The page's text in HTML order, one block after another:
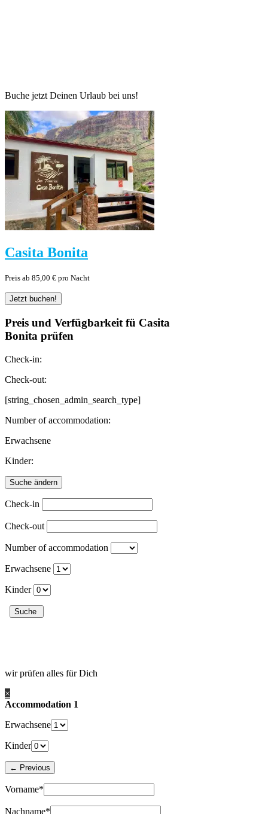
Buche jetzt Deinen Urlaub bei uns!
Casita Bonita
Preis ab 85,00 € pro Nacht
Preis und Verfügbarkeit fü Casita
Bonita prüfen
Check-in:
Check-out:
[string_chosen_admin_search_type]
Number of accommodation:
Erwachsene
Kinder:
Check-in
Check-out
Number of accommodation
Erwachsene
Kinder
wir prüfen alles für Dich
×
Accommodation 1
Erwachsene
Kinder
Vorname*
Nachname*